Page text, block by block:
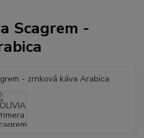
Scagrem -